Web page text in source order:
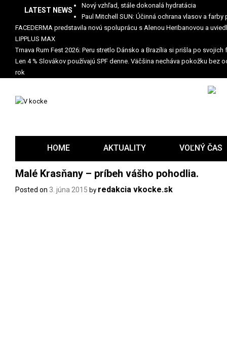
content
LATEST NEWS
Nový vzhľad, stále dokonalá hydratácia
Paul Mitchell SUN: Účinná ochrana vlasov a farby
FACEDERMA predstavila novú spoluprácu s Alenou Heribanovou a
LIPPLUS MAX
Trnava Rum Fest 2026: Peru stretlo Dánsko a Brazília si prišla po svojich
Len 4 % Slovákov používajú SPF denne. Väčšina necháva pokožku bez
rok
HOME AKTUALITY VOĽNÝ ČAS
Malé Krasňany – príbeh vášho pohodlia.
Posted on 3. júna 2015 by redakcia vkocke.sk